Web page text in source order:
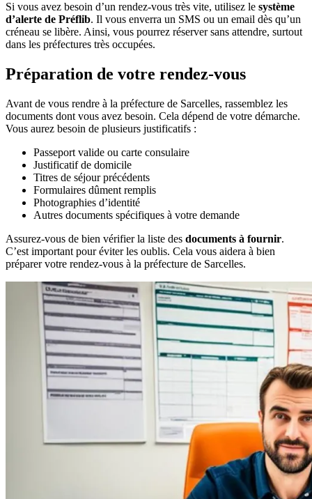
Si vous avez besoin d’un rendez-vous très vite, utilisez le système
d’alerte de Préflib. Il vous enverra un SMS ou un email dès qu’un
créneau se libère. Ainsi, vous pourrez réserver sans attendre, surtout
dans les préfectures très occupées.
Préparation de votre rendez-vous
Avant de vous rendre à la préfecture de Sarcelles, rassemblez les
documents dont vous avez besoin. Cela dépend de votre démarche.
Vous aurez besoin de plusieurs justificatifs :
Passeport valide ou carte consulaire
Justificatif de domicile
Titres de séjour précédents
Formulaires dûment remplis
Photographies d’identité
Autres documents spécifiques à votre demande
Assurez-vous de bien vérifier la liste des documents à fournir.
C’est important pour éviter les oublis. Cela vous aidera à bien
préparer votre rendez-vous à la préfecture de Sarcelles.